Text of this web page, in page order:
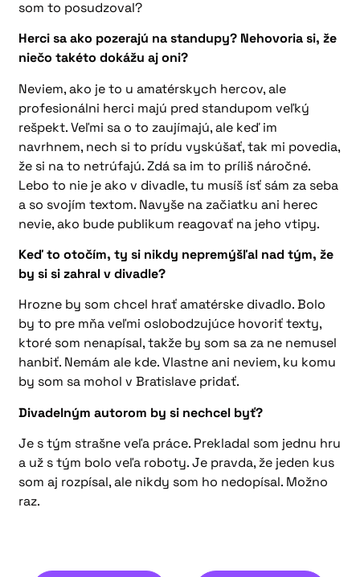
som to posudzoval?
Herci sa ako pozerajú na standupy? Nehovoria si, že
niečo takéto dokážu aj oni?
Neviem, ako je to u amatérskych hercov, ale
profesionálni herci majú pred standupom veľký
rešpekt. Veľmi sa o to zaujímajú, ale keď im
navrhnem, nech si to prídu vyskúšať, tak mi povedia,
že si na to netrúfajú. Zdá sa im to príliš náročné.
Lebo to nie je ako v divadle, tu musíš ísť sám za seba
a so svojím textom. Navyše na začiatku ani herec
nevie, ako bude publikum reagovať na jeho vtipy.
Keď to otočím, ty si nikdy nepremýšľal nad tým, že
by si si zahral v divadle?
Hrozne by som chcel hrať amatérske divadlo. Bolo
by to pre mňa veľmi oslobodzujúce hovoriť texty,
ktoré som nenapísal, takže by som sa za ne nemusel
hanbiť. Nemám ale kde. Vlastne ani neviem, ku komu
by som sa mohol v Bratislave pridať.
Divadelným autorom by si nechcel byť?
Je s tým strašne veľa práce. Prekladal som jednu hru
a už s tým bolo veľa roboty. Je pravda, že jeden kus
som aj rozpísal, ale nikdy som ho nedopísal. Možno
raz.